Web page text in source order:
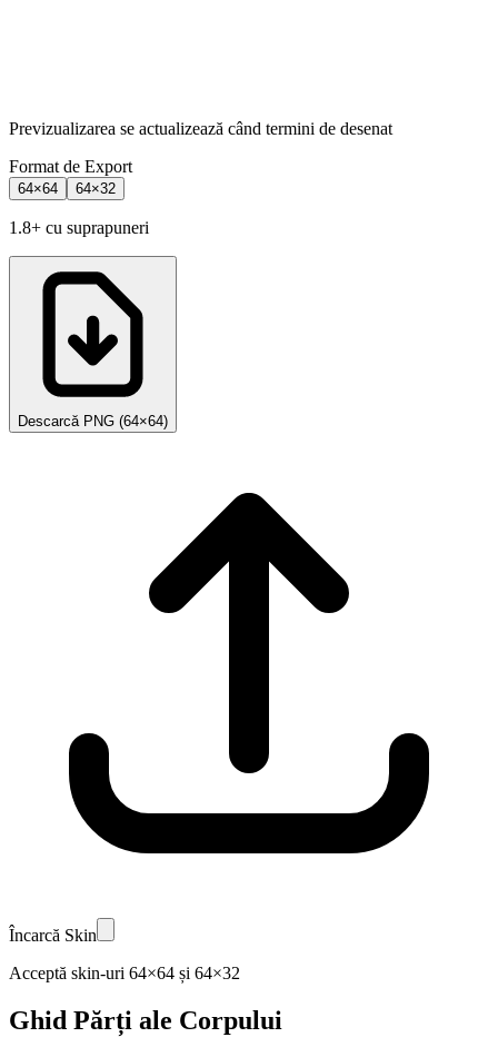
Previzualizarea se actualizează când termini de desenat
Format de Export
64×64 64×32
1.8+ cu suprapuneri
Descarcă PNG (64×64)
Încarcă Skin
Acceptă skin-uri 64×64 și 64×32
Ghid Părți ale Corpului